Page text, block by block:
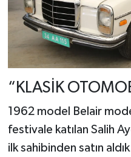
“KLASİK
1962 model Belair
festivale katılan Salih
ilk sahibinden satın